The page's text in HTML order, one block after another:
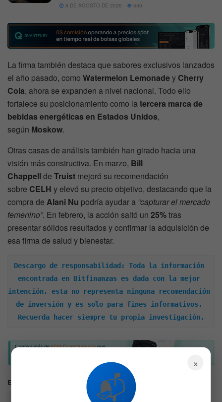
8 DE AGOSTO DE 2026 550
La firma también destaca que sabores exclusivos lanzados
el año pasado, como Watermelon Lemonadey Cherry
Cola, ahora se expanden a nivel nacional. Todo ello
fortalece su posicionamiento como latercera marca de
bebidas energéticas en Estados Unidos,
según Moskow.
Otras casas de análisis también han girado hacia una
visión más constructiva. En marzo, Bill
Chappellde Truist mejoró su recomendación
sobre CELH y elevó su precio objetivo, destacando que la
compra de Alani Nu podría ayudar a “capturar el mercado
femenino”. En febrero, la acción saltó un 25%tras
presentar sólidos resultados y confirmar la adquisición de
esa firma de salud y bienestar.
Descargo de responsabilidad: Toda la información
encontrada en Bitfinanzas es dada con la mejor
intención, esta no representa ninguna recomendación
de inversión y es solo para fines informativos.
Recuerda hacer siempre tu propia investigación.
Etiquetas: CELH
EnergyDrinks
StockMarket
×
📬